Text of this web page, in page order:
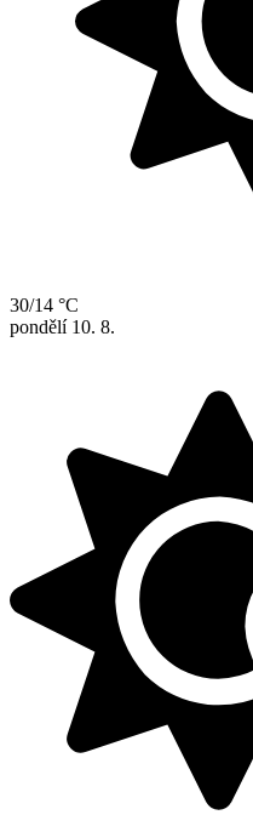
30/14 °C
pondělí 10. 8.